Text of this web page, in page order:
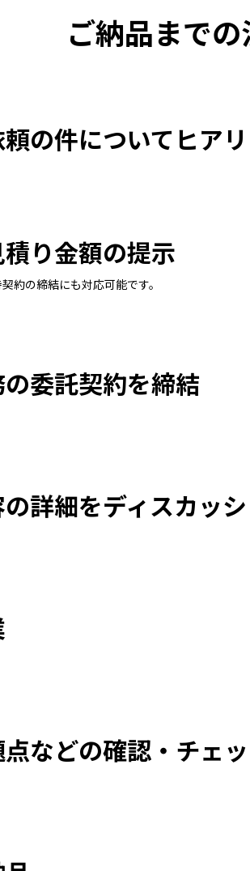
ご納品まで
頼の件についてヒア
り金額の提示
約の締結にも対応可能です。
委託契約を締結
詳細をディスカッ
などの確認・チェ